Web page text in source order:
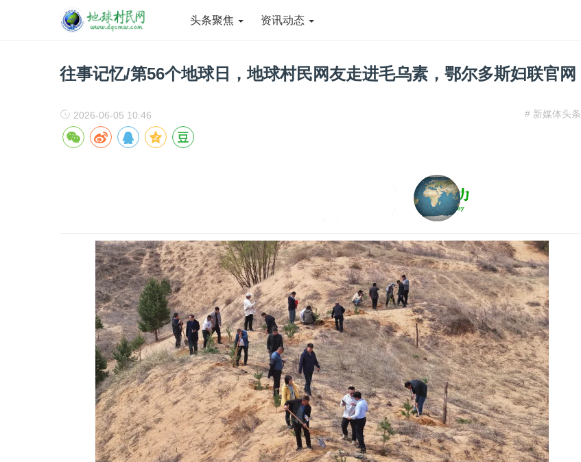
头条聚焦 资讯动态
往事记忆/第56个地球日，地球村民网友走进毛乌素，鄂尔多斯妇联官网
# 新媒体头条
2026-06-05 10:46